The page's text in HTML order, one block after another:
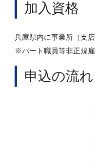
加入資格
兵庫県内に事業所（支
※パート職員等非正規雇
申込の流れ